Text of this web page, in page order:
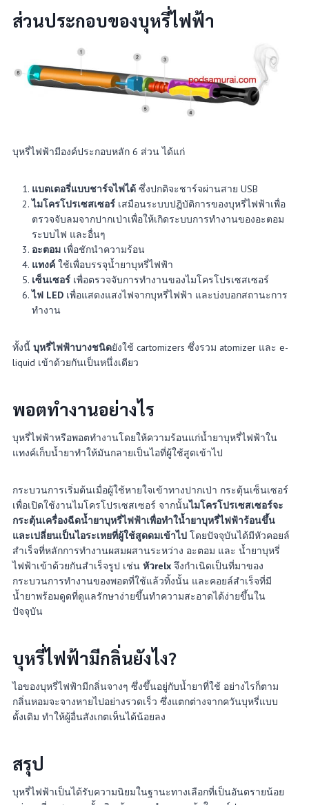
ส่วนประกอบของบุหรี่ไฟฟ้า
บุหรี่ไฟฟ้ามีองค์ประกอบหลัก 6 ส่วน ได้แก่
แบตเตอรี่แบบชาร์จไฟได้ ซึ่งปกติจะชาร์จผ่านสาย USB
ไมโครโปรเซสเซอร์ เสมือนระบบปฎิบัติการของบุหรี่ไฟฟ้าเพื่อ
ตรวจจับลมจากปากเป่าเพื่อให้เกิดระบบการทำงานของอะตอม
ระบบไฟ และอื่นๆ
อะตอม เพื่อชักนำความร้อน
แทงค์ ใช้เพื่อบรรจุน้ำยาบุหรี่ไฟฟ้า
เซ็นเซอร์ เพื่อตรวจจับการทำงานของไมโครโปรเซสเซอร์
ไฟ LED เพื่อแสดงแสงไฟจากบุหรี่ไฟฟ้า และบ่งบอกสถานะการ
ทำงาน
ทั้งนี้ บุหรี่ไฟฟ้าบางชนิดยังใช้ cartomizers ซึ่งรวม atomizer และ e-
liquid เข้าด้วยกันเป็นหนึ่งเดียว
พอตทำงานอย่างไร
บุหรี่ไฟฟ้าหรือพอตทำงานโดยให้ความร้อนแก่น้ำยาบุหรี่ไฟฟ้าใน
แทงค์เก็บน้ำยาทำให้มันกลายเป็นไอที่ผู้ใช้สูดเข้าไป
กระบวนการเริ่มต้นเมื่อผู้ใช้หายใจเข้าทางปากเป่า กระตุ้นเซ็นเซอร์
เพื่อเปิดใช้งานไมโครโปรเซสเซอร์ จากนั้นไมโครโปรเซสเซอร์จะ
กระตุ้นเครื่องฉีดน้ำยาบุหรี่ไฟฟ้าเพื่อทำใน้ำยาบุหรี่ไฟฟ้าร้อนขึ้น
และเปลี่ยนเป็นไอระเหยที่ผู้ใช้สูดดมเข้าไป โดยปัจจุบันได้มีหัวคอยล์
สำเร็จที่หลักการทำงานผสมผสานระหว่าง อะตอม และ น้ำยาบุหรี่
ไฟฟ้าเข้าด้วยกันสำเร็จรูป เช่น หัวrelx จึงกำเนิดเป็นที่มาของ
กระบวนการทำงานของพอตที่ใช้แล้วทิ้งนั้น และคอยล์สำเร็จที่มี
น้ำยาพร้อมดูดที่ดูแลรักษาง่ายขึ้นทำความสะอาดได้ง่ายขึ้นใน
ปัจจุบัน
บุหรี่ไฟฟ้ามีกลิ่นยังไง?
ไอของบุหรี่ไฟฟ้ามีกลิ่นจางๆ ซึ่งขึ้นอยู่กับน้ำยาที่ใช้ อย่างไรก็ตาม
กลิ่นหอมจะจางหายไปอย่างรวดเร็ว ซึ่งแตกต่างจากควันบุหรี่แบบ
ดั้งเดิม ทำให้ผู้อื่นสังเกตเห็นได้น้อยลง
สรุป
บุหรี่ไฟฟ้าเป็นได้รับความนิยมในฐานะทางเลือกที่เป็นอันตรายน้อย